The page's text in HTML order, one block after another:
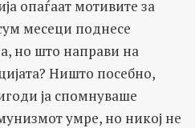
опаѓаат мотивите за
месеци поднесе
но што направи на
Ништо посебно,
ја спомнуваше
умре, но никој не